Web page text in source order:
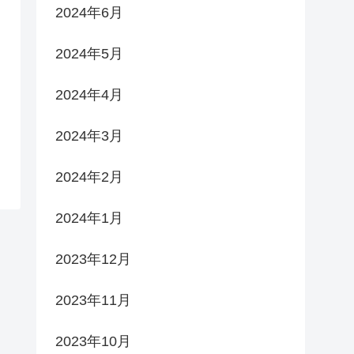
2024年6月
2024年5月
2024年4月
2024年3月
2024年2月
2024年1月
2023年12月
2023年11月
2023年10月